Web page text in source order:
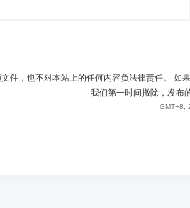
件，也不对本站上的任何内容负法律责任。 如
我们第一时间撤除，发布
GMT+8,